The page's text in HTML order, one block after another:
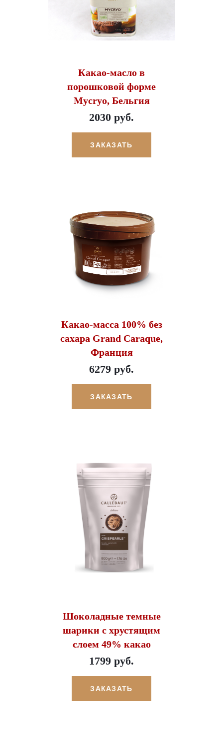
Какао-масло в
порошковой форме
Mycryo, Бельгия
2030 руб.
ЗАКАЗАТЬ
Какао-масса 100% без
сахара Grand Caraque,
Франция
6279 руб.
ЗАКАЗАТЬ
Шоколадные темные
шарики с хрустящим
слоем 49% какао
1799 руб.
ЗАКАЗАТЬ